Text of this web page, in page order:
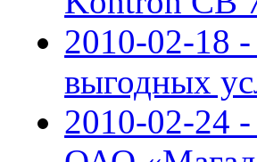
2010-02-18
выгодных
2010-02-24